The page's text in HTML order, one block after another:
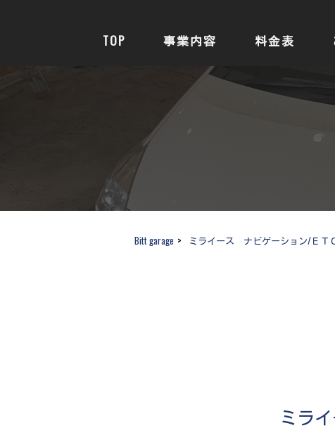
TOP 事業内容 料金表
Bitt garage > ミライース ナビゲーション/ＥＴ
ミラ